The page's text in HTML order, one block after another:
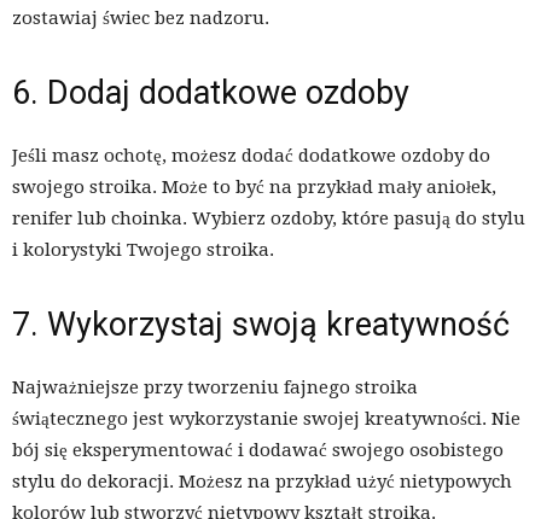
zostawiaj świec bez nadzoru.
6. Dodaj dodatkowe ozdoby
Jeśli masz ochotę, możesz dodać dodatkowe ozdoby do
swojego stroika. Może to być na przykład mały aniołek,
renifer lub choinka. Wybierz ozdoby, które pasują do stylu
i kolorystyki Twojego stroika.
7. Wykorzystaj swoją kreatywność
Najważniejsze przy tworzeniu fajnego stroika
świątecznego jest wykorzystanie swojej kreatywności. Nie
bój się eksperymentować i dodawać swojego osobistego
stylu do dekoracji. Możesz na przykład użyć nietypowych
kolorów lub stworzyć nietypowy kształt stroika.